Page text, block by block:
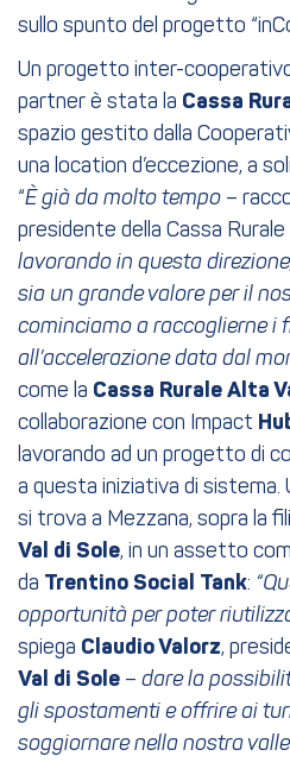
sullo spunto del progetto
Un progetto inter-
partner è stata la Cassa
spazio gestito dalla
una location d’eccezione, a
“È già da molto tempo –
presidente della Cassa Rurale
lavorando in questa
sia un grande valore per il
cominciamo a raccoglierne i
all’accelerazione data dal
come la Cassa Rurale Alta
collaborazione con Impact
lavorando ad un progetto di
a questa iniziativa di
si trova a Mezzana, sopra la
Val di Sole, in un assetto
da Trentino Social Tank:
opportunità per poter
spiega Claudio Valorz,
Val di Sole – dare la
gli spostamenti e offrire ai
soggiornare nella nostra valle